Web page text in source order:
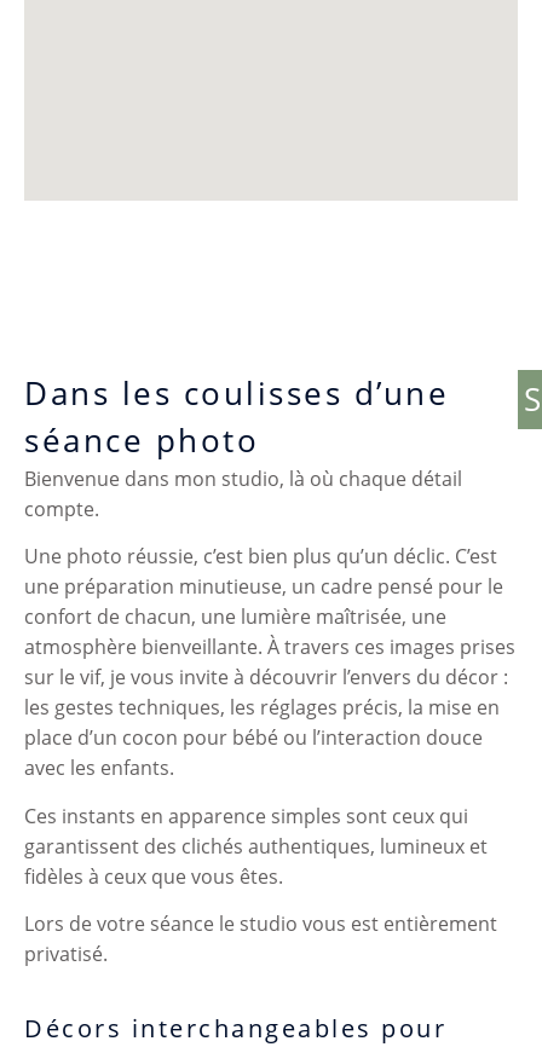
Dans les coulisses d’une
séance photo
Bienvenue dans mon studio, là où chaque détail
compte.
Une photo réussie, c’est bien plus qu’un déclic. C’est
une préparation minutieuse, un cadre pensé pour le
confort de chacun, une lumière maîtrisée, une
atmosphère bienveillante. À travers ces images prises
sur le vif, je vous invite à découvrir l’envers du décor :
les gestes techniques, les réglages précis, la mise en
place d’un cocon pour bébé ou l’interaction douce
avec les enfants.
Ces instants en apparence simples sont ceux qui
garantissent des clichés authentiques, lumineux et
fidèles à ceux que vous êtes.
Lors de votre séance le studio vous est entièrement
privatisé.
Décors interchangeables pour